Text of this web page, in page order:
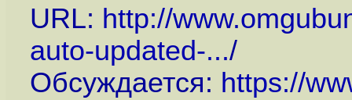
URL: http://
auto-updated-.../
Обсуждается: https://